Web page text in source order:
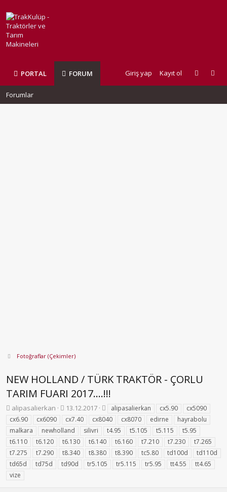
PORTAL FORUM Giriş yap Kayıt ol
Forumlar
Fotoğraflar (Çekimler)
NEW HOLLAND / TÜRK TRAKTÖR - ÇORLU
TARIM FUARI 2017....!!!
K
o
b
u
y
u
b
a
alipasalierkan
B
a
l
a
n
g
13.12.2017
t
k
alipasalierkan cx5.90
cx5090
cx6.90
cx6090 cx7.40 cx8040 cx8070 edirne
hayrabolu
malkara
newholland silivri t4.95 t5.105 t5.115
t5.95
t6.110
t6.120 t6.130 t6.140 t6.160 t7.210 t7.230
t7.265
t7.275
t7.290 t8.340 t8.380 t8.390 tc5.80 td100d
td110d
td65d
td75d td90d tr5.105 tr5.115 tr5.95 tt4.55
tt4.65
vize